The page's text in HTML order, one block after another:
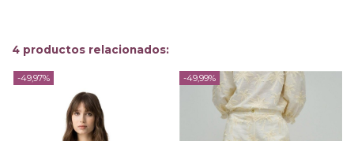
4 productos relacionados:
-49,97% -49,99%